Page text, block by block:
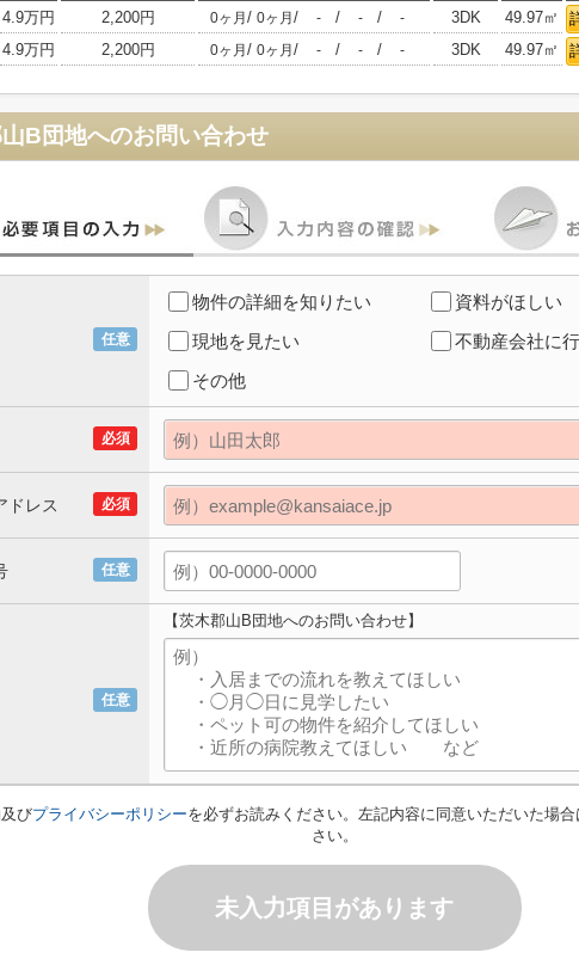
4.9万円 2,200円 0ヶ月 / 0ヶ月 / - / - / - 3DK 49.97㎡
4.9万円 2,200円 0ヶ月 / 0ヶ月 / - / - / - 3DK 49.97㎡
B団地へのお問い合わせ
任意
物件の詳細を知りたい
資料がほしい
現地を見たい
不動産会社に
その他
必須
必須
ドレス
任意
任意
【茨木郡山B団地へのお問い合わせ】
及びプライバシーポリシーを必ずお読みください。左記内容に同意いただいた場
さい。
未入力項目があります